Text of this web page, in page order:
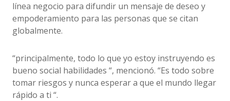
línea negocio para difundir un mensaje de deseo y
empoderamiento para las personas que se citan
globalmente.
“principalmente, todo lo que yo estoy instruyendo es
bueno social habilidades “, mencionó. “Es todo sobre
tomar riesgos y nunca esperar a que el mundo llegar
rápido a ti “.